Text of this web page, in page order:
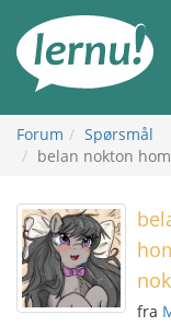
innholdet
Forum
Spørsmål
belan nokton
fra